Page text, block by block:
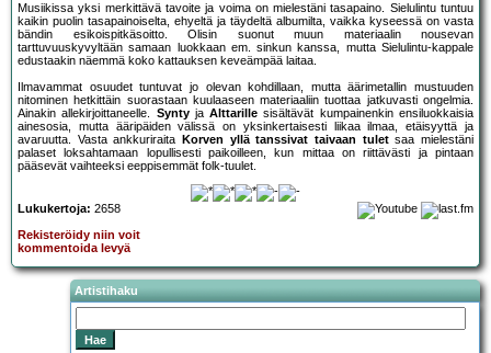
Musiikissa yksi merkittävä tavoite ja voima on mielestäni tasapaino. Sielulintu tuntuu
kaikin puolin tasapainoiselta, ehyeltä ja täydeltä albumilta, vaikka kyseessä on vasta
bändin esikoispitkäsoitto. Olisin suonut muun materiaalin nousevan
tarttuvuuskyvyltään samaan luokkaan em. sinkun kanssa, mutta Sielulintu-kappale
edustaakin näemmä koko kattauksen keveämpää laitaa.
Ilmavammat osuudet tuntuvat jo olevan kohdillaan, mutta äärimetallin mustuuden
nitominen hetkittäin suorastaan kuulaaseen materiaaliin tuottaa jatkuvasti ongelmia.
Ainakin allekirjoittaneelle. SyntyjaAlttarille sisältävät kumpainenkin ensiluokkaisia
ainesosia, mutta ääripäiden välissä on yksinkertaisesti liikaa ilmaa, etäisyyttä ja
avaruutta. Vasta ankkuriraita
Korven yllä tanssivat taivaan tuletsaa mielestäni
palaset loksahtamaan lopullisesti paikoilleen, kun mittaa on riittävästi ja pintaan
pääsevät vaihteeksi eeppisemmät folk-tuulet.
Lukukertoja: 2658
Rekisteröidy niin voit
kommentoida levyä
Artistihaku